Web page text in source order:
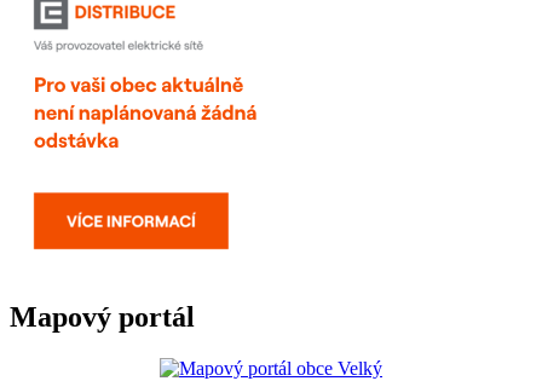
Mapový portál